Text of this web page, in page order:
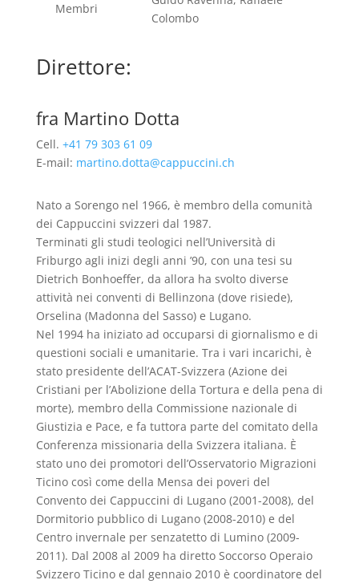
Membri
Colombo
Direttore:
fra Martino Dotta
Cell. +41 79 303 61 09
E-mail: martino.dotta@cappuccini.ch
Nato a Sorengo nel 1966, è membro della comunità
dei Cappuccini svizzeri dal 1987.
Terminati gli studi teologici nell’Università di
Friburgo agli inizi degli anni ’90, con una tesi su
Dietrich Bonhoeffer, da allora ha svolto diverse
attività nei conventi di Bellinzona (dove risiede),
Orselina (Madonna del Sasso) e Lugano.
Nel 1994 ha iniziato ad occuparsi di giornalismo e di
questioni sociali e umanitarie. Tra i vari incarichi, è
stato presidente dell’ACAT-Svizzera (Azione dei
Cristiani per l’Abolizione della Tortura e della pena di
morte), membro della Commissione nazionale di
Giustizia e Pace, e fa tuttora parte del comitato della
Conferenza missionaria della Svizzera italiana. È
stato uno dei promotori dell’Osservatorio Migrazioni
Ticino così come della Mensa dei poveri del
Convento dei Cappuccini di Lugano (2001-2008), del
Dormitorio pubblico di Lugano (2008-2010) e del
Centro invernale per senzatetto di Lumino (2009-
2011). Dal 2008 al 2009 ha diretto Soccorso Operaio
Svizzero Ticino e dal gennaio 2010 è coordinatore del